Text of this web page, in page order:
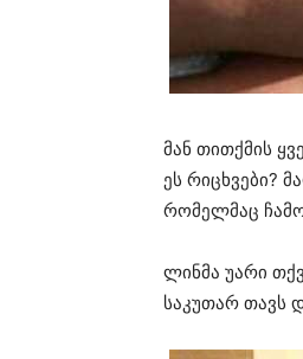
მან თითქმის
ეს რიცხვები?
რომელმაც
ლინმა უარი
საკუთარ თავს